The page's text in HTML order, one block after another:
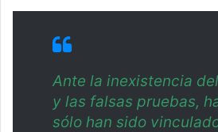
Ante la inexistencia
y las falsas pruebas,
sólo han sido